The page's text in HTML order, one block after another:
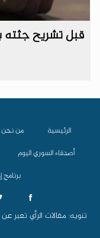
قبل تشريح جثته
الرئيسية من نحن
أصدقاء السوري اليوم
تنويه: مقالات الرأي تعبر